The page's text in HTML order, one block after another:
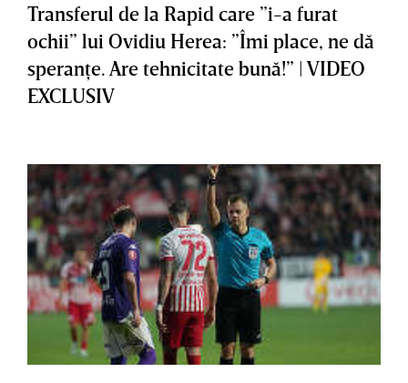
Transferul de la Rapid care ”i-a furat
ochii” lui Ovidiu Herea: ”Îmi place, ne dă
speranţe. Are tehnicitate bună!” | VIDEO
EXCLUSIV